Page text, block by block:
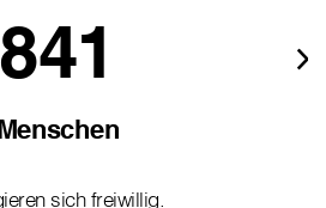
841
sich freiwillig.